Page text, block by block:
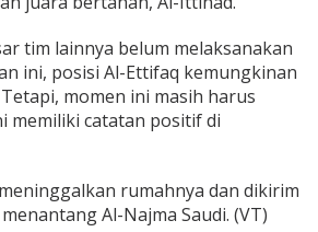
tim lainnya belum melaksanakan
ini, posisi Al-Ettifaq kemungkinan
momen ini masih harus
memiliki catatan positif di
rumahnya dan dikirim
Al-Najma Saudi. (VT)